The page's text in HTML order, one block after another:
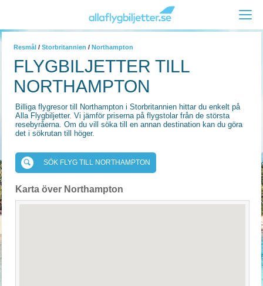
Resmål / Storbritannien / Northampton
FLYGBILJETTER TILL
NORTHAMPTON
Billiga flygresor till Northampton i Storbritannien hittar du enkelt på
Alla Flygbiljetter. Vi jämför priserna på flygstolar från de största
resebyråerna. Om du vill söka till en annan destination kan du göra
det i sökrutan till höger.
SÖK FLYG TILL NORTHAMPTON
Karta över Northampton